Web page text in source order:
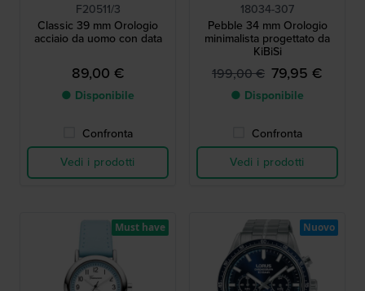
F20511/3
Classic 39 mm Orologio
acciaio da uomo con data
89,00 €
● Disponibile
Confronta
Vedi i prodotti
18034-307
Pebble 34 mm Orologio
minimalista progettato da
KiBiSi
199,00 € 79,95 €
● Disponibile
Confronta
Vedi i prodotti
Must have Nuovo